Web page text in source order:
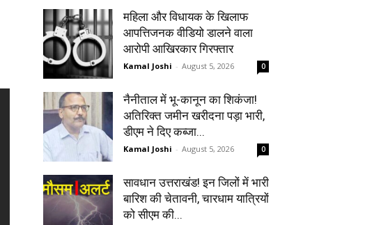
महिला और विधायक के खिलाफ
आपत्तिजनक वीडियो डालने वाला
आरोपी आखिरकार गिरफ्तार
Kamal Joshi - August 5, 2026 0
नैनीताल में भू-कानून का शिकंजा!
अतिरिक्त जमीन खरीदना पड़ा भारी,
डीएम ने दिए कब्जा...
Kamal Joshi - August 5, 2026 0
सावधान उत्तराखंड! इन जिलों में भारी
बारिश की चेतावनी, चारधाम यात्रियों
को सीएम की...